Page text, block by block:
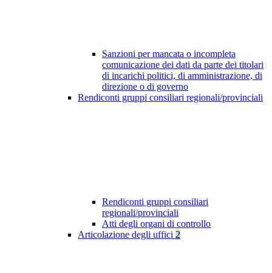
Sanzioni per mancata o incompleta
comunicazione dei dati da parte dei titolari
di incarichi politici, di amministrazione, di
direzione o di governo
Rendiconti gruppi consiliari regionali/provinciali
Rendiconti gruppi consiliari
regionali/provinciali
Atti degli organi di controllo
Articolazione degli uffici 2